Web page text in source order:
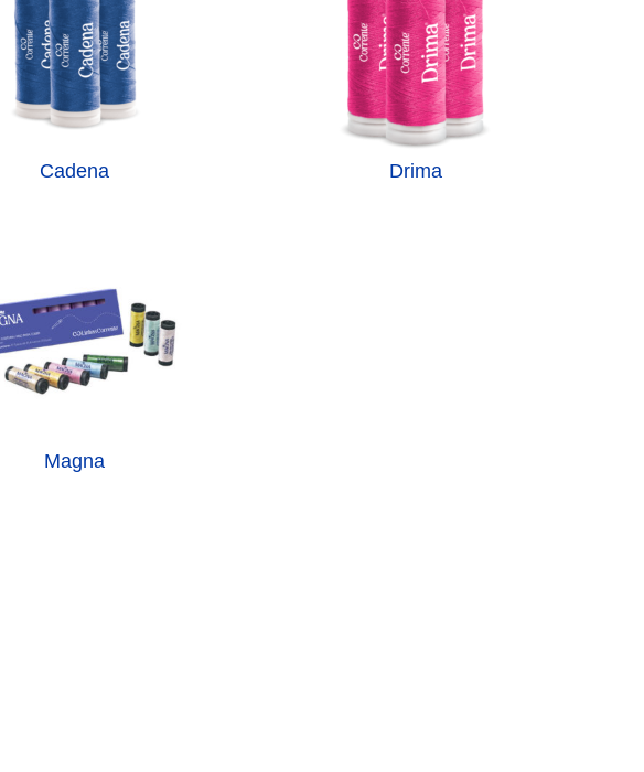
Cadena Drima
Magna